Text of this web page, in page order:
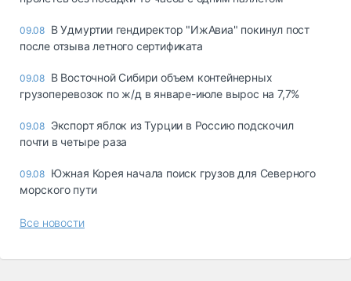
09.08 В Удмуртии гендиректор "ИжАвиа" покинул пост
после отзыва летного сертификата
09.08 В Восточной Сибири объем контейнерных
грузоперевозок по ж/д в январе-июле вырос на 7,7%
09.08 Экспорт яблок из Турции в Россию подскочил
почти в четыре раза
09.08 Южная Корея начала поиск грузов для Северного
морского пути
Все новости